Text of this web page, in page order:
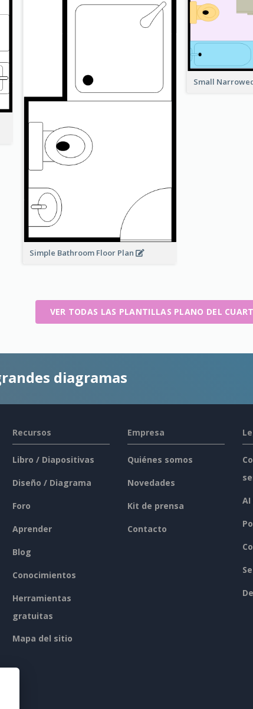
Simple Bathroom Floor Plan
Small
VER TODAS LAS PLANTILLAS PLANO DEL
diagramas
Recursos
Libro / Diapositivas
Diseño / Diagrama
Foro
Aprender
Blog
Conocimientos
Herramientas
gratuitas
Mapa del sitio
Empresa
Quiénes somos
Novedades
Kit de prensa
Contacto
AI